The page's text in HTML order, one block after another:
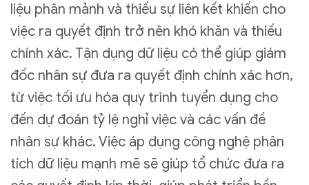
liệu phân mảnh và thiếu sự liên kết khiến cho
việc ra quyết định trở nên khó khăn và thiếu
chính xác. Tận dụng dữ liệu có thể giúp giám
đốc nhân sự đưa ra quyết định chính xác hơn,
từ việc tối ưu hóa quy trình tuyển dụng cho
đến dự đoán tỷ lệ nghỉ việc và các vấn đề
nhân sự khác. Việc áp dụng công nghệ phân
tích dữ liệu mạnh mẽ sẽ giúp tổ chức đưa ra